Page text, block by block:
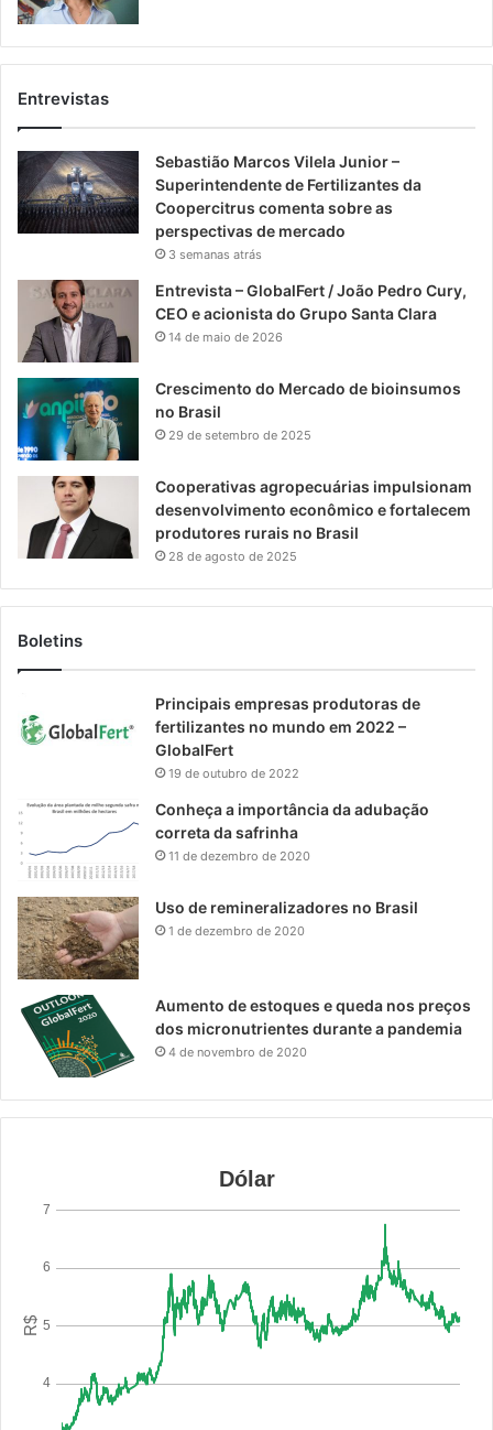
Entrevistas
Sebastião Marcos Vilela Junior –
Superintendente de Fertilizantes da
Coopercitrus comenta sobre as
perspectivas de mercado
3 semanas atrás
Entrevista – GlobalFert / João Pedro Cury,
CEO e acionista do Grupo Santa Clara
14 de maio de 2026
Crescimento do Mercado de bioinsumos
no Brasil
29 de setembro de 2025
Cooperativas agropecuárias impulsionam
desenvolvimento econômico e fortalecem
produtores rurais no Brasil
28 de agosto de 2025
Boletins
Principais empresas produtoras de
fertilizantes no mundo em 2022 –
GlobalFert
19 de outubro de 2022
Conheça a importância da adubação
correta da safrinha
11 de dezembro de 2020
Uso de remineralizadores no Brasil
1 de dezembro de 2020
Aumento de estoques e queda nos preços
dos micronutrientes durante a pandemia
4 de novembro de 2020